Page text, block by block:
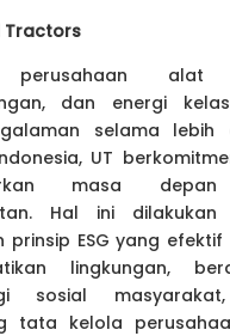
Tractors
perusahaan alat
dan energi
selama lebih
UT
masa
Hal ini dilakukan
prinsip ESG yang efektif
lingkungan,
sosial
tata kelola